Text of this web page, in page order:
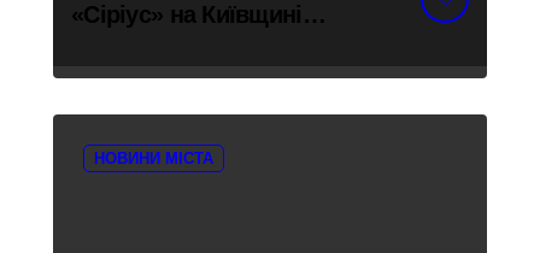
«Сіріус» на Київщині
тварин
НОВИНИ МІСТА